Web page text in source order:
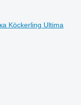
Köckerling Ultima